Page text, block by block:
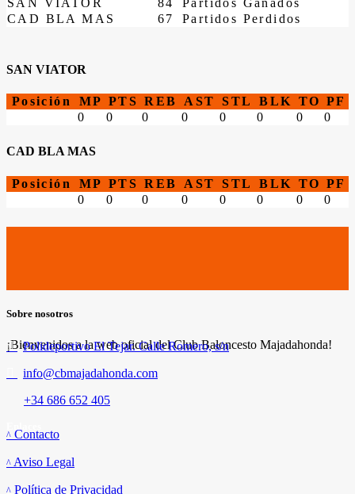
CAD BLA MAS
67 Partidos Perdidos
SAN VIATOR
Posición MP PTS REB AST STL BLK TO PF
0
0 0 0 0 0 0 0
CAD BLA MAS
Posición MP PTS REB AST STL BLK TO PF
0
0 0 0 0 0 0 0
Sobre nosotros
¡Bienvenidos a la web oficial del Club Baloncesto Majadahonda!
Polideportivo El Tejar. Calle Romero, s/n
info@cbmajadahonda.com
+34 686 652 405
Contacto
Aviso Legal
Política de Privacidad